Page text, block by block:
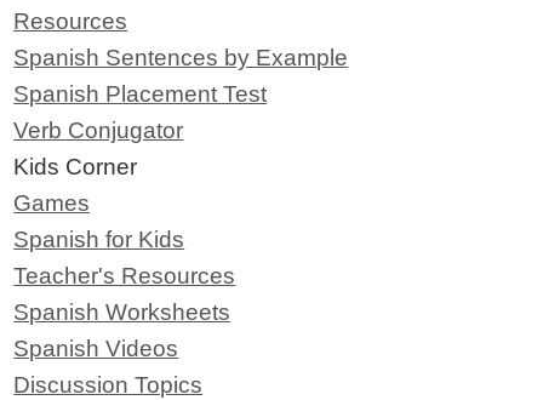
Resources
Spanish Sentences by Example
Spanish Placement Test
Verb Conjugator
Kids Corner
Games
Spanish for Kids
Teacher's Resources
Spanish Worksheets
Spanish Videos
Discussion Topics